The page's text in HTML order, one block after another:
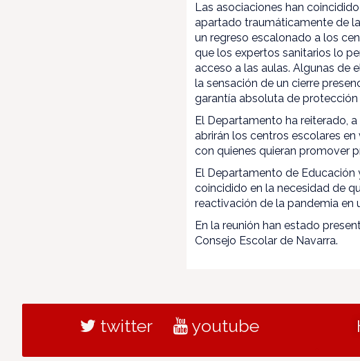
Las asociaciones han
apartado traumáticamente de
un regreso escalonado a los
que los expertos sanitarios lo
acceso a las aulas. Algunas de
la sensación de un cierre
garantía absoluta de
El Departamento ha reiterado,
abrirán los centros escolares
con quienes quieran promover
El Departamento de Educación
coincidido en la necesidad de
reactivación de la pandemia
En la reunión han estado
Consejo Escolar de Navarra.
twitter youtube